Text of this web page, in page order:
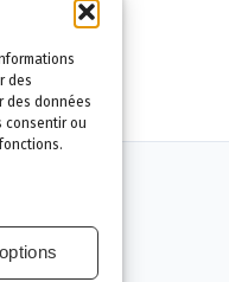
des
des données
consentir ou